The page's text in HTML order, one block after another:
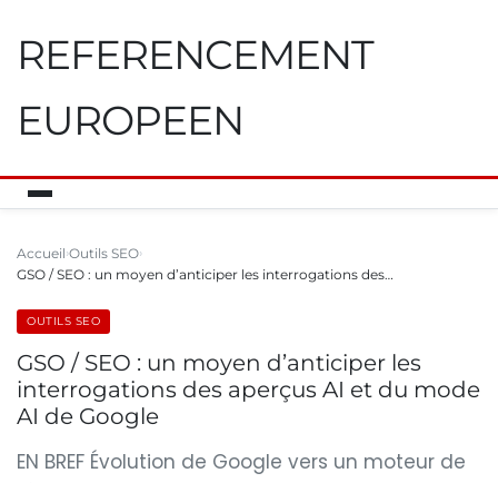
REFERENCEMENT
EUROPEEN
Accueil Outils SEO
GSO / SEO : un moyen d’anticiper les interrogations des…
OUTILS SEO
GSO / SEO : un moyen d’anticiper les
interrogations des aperçus AI et du mode
AI de Google
EN BREF Évolution de Google vers un moteur de